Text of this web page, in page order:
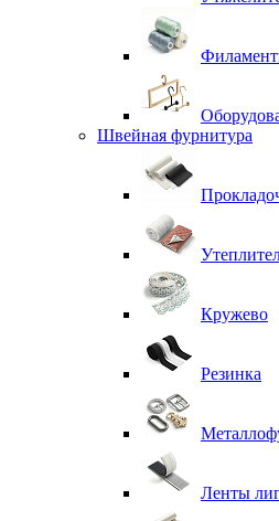
Швейная фурнитура
Кружево
Резинка
Ленты